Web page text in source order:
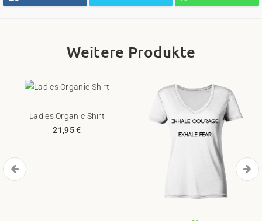
Weitere Produkte
Ladies Organic Shirt
21,95 €